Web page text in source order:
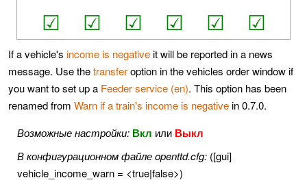
☑ ☑ ☑ ☑ ☑ ☑
If a vehicle's income is negativeit will be reported in a news
message. Use thetransferoption in the vehicles order window if
you want to set up a Feeder service (en). This option has been
renamed from Warn if a train's income is negativein 0.7.0.
Возможные настройки: Вкл или Выкл
В конфигурационном файле openttd.cfg: ([gui]
vehicle_income_warn = <true|false>)